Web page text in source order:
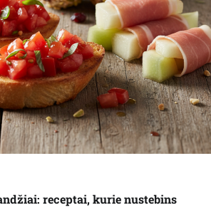
receptai, kurie nustebins